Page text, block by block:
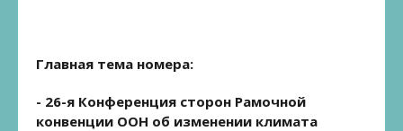
Главная тема номера:
- 26-я Конференция сторон Рамочной
конвенции ООН об изменении климата